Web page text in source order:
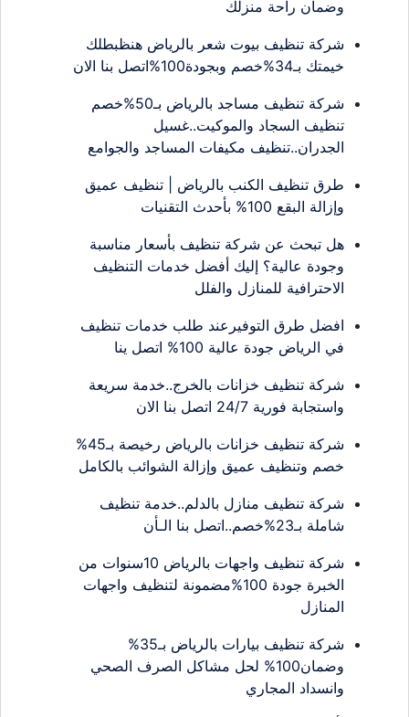
وضمان راحة منزلك
شركة تنظيف بيوت شعر بالرياض هنظبطلك
شركة تنظيف مساجد بالرياض بـ50%خصم
تنظيف السجاد والموكيت..غسيل
الجدران..تنظيف مكيفات المساجد والجوامع
طرق تنظيف الكنب بالرياض | تنظيف عميق
وإزالة البقع 100% بأحدث التقنيات
هل تبحث عن شركة تنظيف بأسعار مناسبة
وجودة عالية؟ إليك أفضل خدمات التنظيف
الاحترافية للمنازل والفلل
افضل طرق التوفيرعند طلب خدمات تنظيف
في الرياض جودة عالية 100% اتصل ينا
شركة تنظيف خزانات بالخرج..خدمة سريعة
واستجابة فورية 24/7 اتصل بنا الان
شركة تنظيف خزانات بالرياض رخيصة بـ45%
خصم وتنظيف عميق وإزالة الشوائب بالكامل
شركة تنظيف منازل بالدلم..خدمة تنظيف
شركة تنظيف واجهات بالرياض 10سنوات من
الخبرة جودة 100%مضمونة لتنظيف واجهات
شركة تنظيف بيارات بالرياض بـ35%
وضمان100% لحل مشاكل الصرف الصحي
وانسداد المجاري